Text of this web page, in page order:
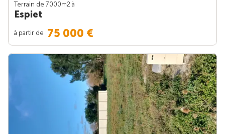
Terrain de 7000m2 à
Espiet
à partir de 75 000 €